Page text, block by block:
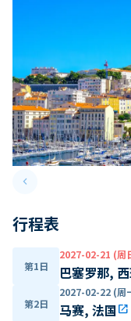
keyboard_arrow_leftPrevious slide
行程表
第1日
2027-02-21 (周
巴塞罗那,
第2日
2027-02-22 (周
马赛, 法国open_in_new